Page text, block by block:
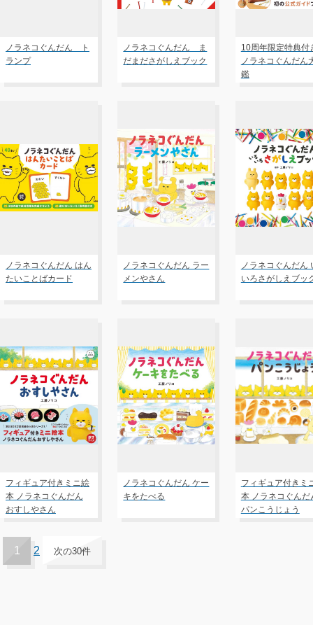
ノラネコぐんだん ト
ランプ
ノラネコぐんだん ま
だまださがしえブック
10周年限定特典付
ノラネコぐんだん
鑑
ノラネコぐんだん はん
たいことばカード
ノラネコぐんだん ラー
メンやさん
ノラネコぐんだん
いろさがしえブッ
フィギュア付きミニ絵
本 ノラネコぐんだん
おすしやさん
ノラネコぐんだん ケー
キをたべる
フィギュア付きミ
本 ノラネコぐんだ
パンこうじょう
1 2 次の30件